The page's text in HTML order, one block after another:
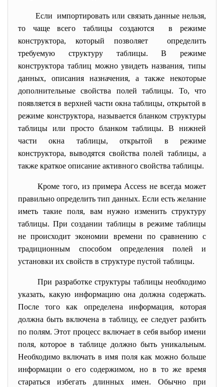
Если импортировать или связать данные нельзя,
то чаще всего таблицы создаются в режиме
конструктора, который позволяет определить
требуемую структуру таблицы. В режиме
конструктора таблиц можно увидеть названия, типы
данных, описания назначения, а также некоторые
дополнительные свойства полей таблицы. То, что
появляется в верхней части окна таблицы, открытой в
режиме конструктора, называется бланком структуры
таблицы или просто бланком таблицы. В нижней
части окна таблицы, открытой в режиме
конструктора, выводятся свойства полей таблицы, а
также краткое описание активного свойства таблицы.
Кроме того, из примера Access не всегда может
правильно определить тип данных. Если есть желание
иметь такие поля, вам нужно изменить структуру
таблицы. При создании таблицы в режиме таблицы
не происходит экономии времени по сравнению с
традиционным способом определения полей и
установки их свойств в структуре пустой таблицы.
При разработке структуры таблицы необходимо
указать, какую информацию она должна содержать.
После того как определена информация, которая
должна быть включена в таблицу, ее следует разбить
по полям. Этот процесс включает в себя выбор имени
поля, которое в таблице должно быть уникальным.
Необходимо включать в имя поля как можно больше
информации о его содержимом, но в то же время
стараться избегать длинных имен. Обычно при